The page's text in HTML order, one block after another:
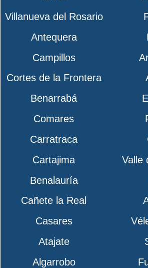
Villanueva del Rosario
Antequera
Campillos
Cortes de la Frontera
Benarrabá
Comares
Carratraca
Cartajima
Valle
Benalauría
Cañete la Real
Casares
Atajate
Algarrobo